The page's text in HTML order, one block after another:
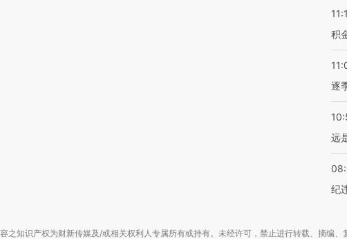
积
逐
远
纪
之知识产权为财新传媒及/或相关权利人专属所有或持有。未经许可，禁止进行转载、摘编、